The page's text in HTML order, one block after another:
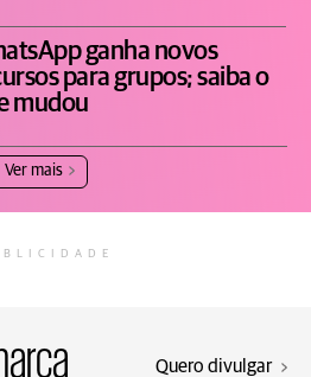
ganha novos
para grupos; saiba o
mudou
Ver mais
Quero divulgar